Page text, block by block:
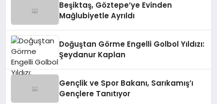
Beşiktaş, Göztepe’ye Evinden
Mağlubiyetle Ayrıldı
Doğuştan Görme Engelli Golbol Yıldızı:
Şeydanur Kaplan
Gençlik ve Spor Bakanı, Sarıkamış’ı
Gençlere Tanıtıyor